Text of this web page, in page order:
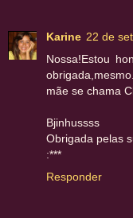
Karine 22 de
Nossa!Estou
mãe se chama
Bjinhussss
Obrigada pelas
:***
Responder